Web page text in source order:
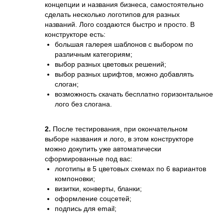
концепции и названия бизнеса, самостоятельно
сделать несколько логотипов для разных
названий. Лого создаются быстро и просто. В
конструкторе есть:
большая галерея шаблонов с выбором по
различным категориям;
выбор разных цветовых решений;
выбор разных шрифтов, можно добавлять
слоган;
возможность скачать бесплатно горизонтальное
лого без слогана.
2. После тестирования, при окончательном
выборе названия и лого, в этом конструкторе
можно докупить уже автоматически
сформированные под вас:
логотипы в 5 цветовых схемах по 6 вариантов
компоновки;
визитки, конверты, бланки;
оформление соцсетей;
подпись для email;